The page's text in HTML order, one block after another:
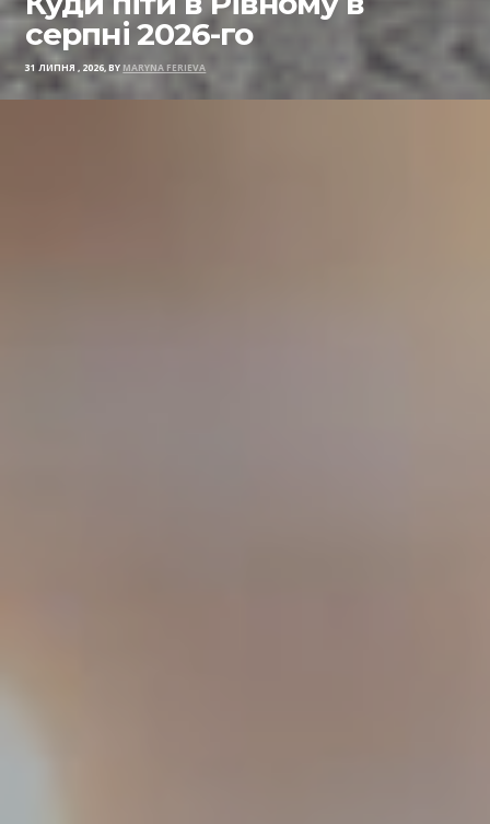
серпні 2026-го
31 ЛИПНЯ , 2026, BY MARYNA FERIEVA